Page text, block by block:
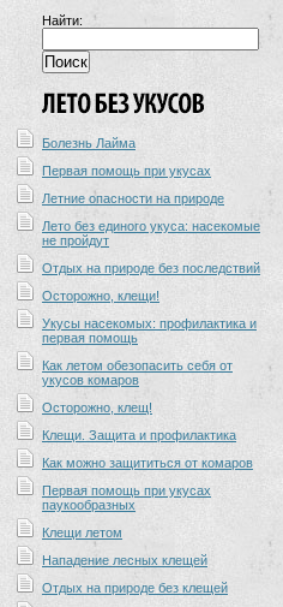
Найти:
Болезнь Лайма
Первая помощь при укусах
Летние опасности на природе
Лето без единого укуса: насекомые
не пройдут
Отдых на природе без последствий
Осторожно, клещи!
Укусы насекомых: профилактика и
первая помощь
Как летом обезопасить себя от
укусов комаров
Осторожно, клещ!
Клещи. Защита и профилактика
Как можно защититься от комаров
Первая помощь при укусах
паукообразных
Клещи летом
Нападение лесных клещей
Отдых на природе без клещей